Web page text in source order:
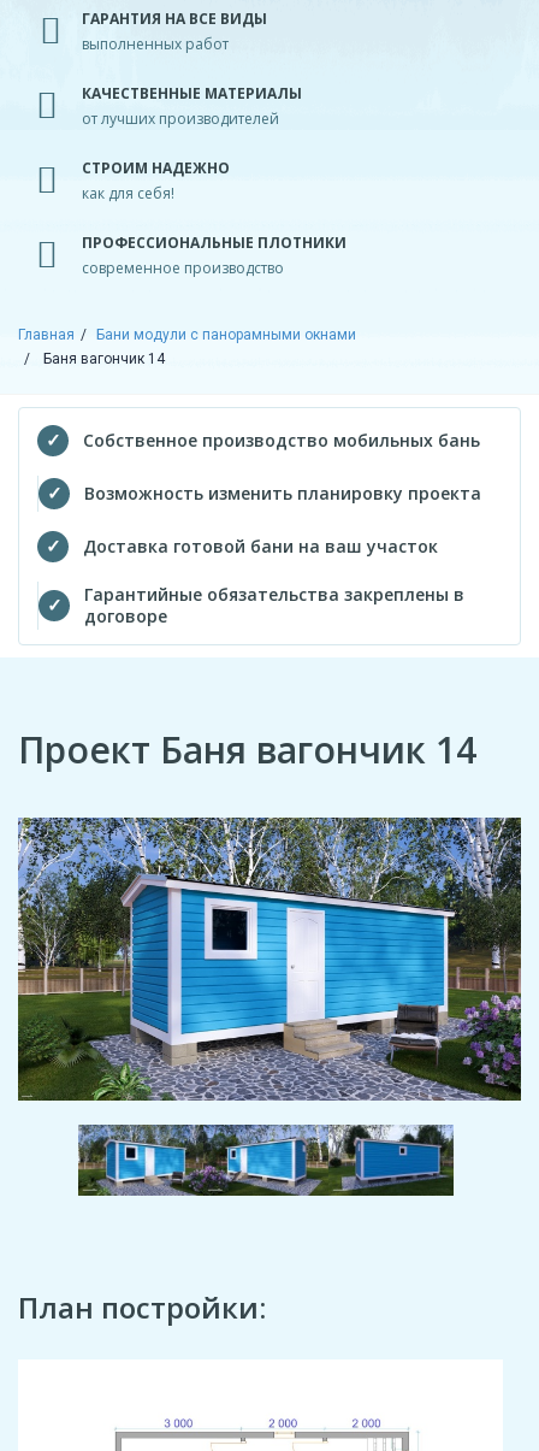
ГАРАНТИЯ НА ВСЕ ВИДЫ
выполненных работ
КАЧЕСТВЕННЫЕ МАТЕРИАЛЫ
от лучших производителей
СТРОИМ НАДЕЖНО
как для себя!
ПРОФЕССИОНАЛЬНЫЕ ПЛОТНИКИ
современное производство
Главная
Бани модули с панорамными окнами
Баня вагончик 14
Собственное производство мобильных бань
Возможность изменить планировку проекта
Доставка готовой бани на ваш участок
Гарантийные обязательства закреплены в
договоре
Проект Баня вагончик 14
План постройки: